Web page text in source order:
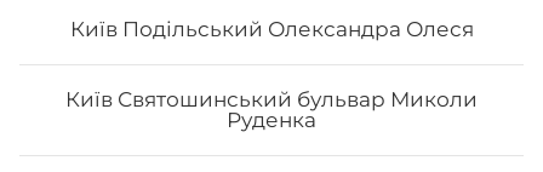
Київ Подільський Олександра Олеся
Київ Святошинський бульвар Миколи
Руденка
196₴